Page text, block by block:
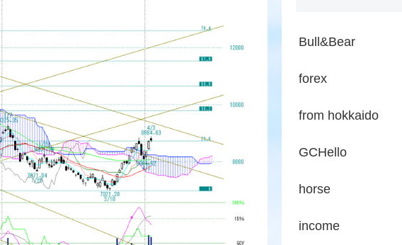
Bull&Bear
forex
from hokkaido
GCHello
horse
income